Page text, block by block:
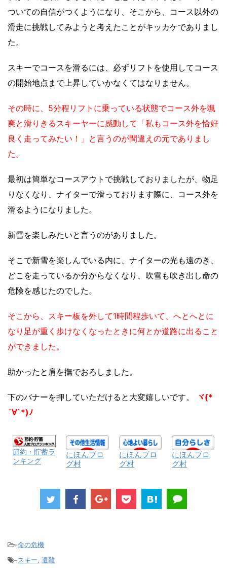
ついての自信がつくようになり、そこから、コース以外の
滑走に挑戦してみようと考えたことがキッカケでありまし
た。
スキーでコースを滑るには、必ずリフトを使用してコース
の開始地点まで上昇していかなくてはなりません。
その時に、5分程リフトに乗っている状態でコース外を颯
爽と滑りきるスキーヤーに感動して「私もコース外を恰好
良く走ってみたい！」と言うのが間違えの元でありまし
た。
最初は簡単なコースアウトで挑戦しておりましたが、物足
りなくなり、ナイターで滑っております際に、コース外を
滑るようになりました。
新雪を楽しみたいと言うのがありました。
そこで新雪を楽しんでいる内に、ナイターの光も遠のき、
どこを走っているか分からなくなり、吹雪も吹き出し命の
危険を感じたのでした。
そこから、スキー板を外して1時間程歩いて、へとへとに
なり足が重く歩けなくなったときに何とか道路に出ること
ができました。
助かったと肩を撫でおろしました。
下のバナーを押していただけると大変嬉しいです。
ヾ(*
´∀`*)ﾉ
節約・貯蓄ラ
ンキング
にほんブロ
グ村
にほんブロ
グ村
にほんブロ
グ村
-命の危機
-スキー, 遭難